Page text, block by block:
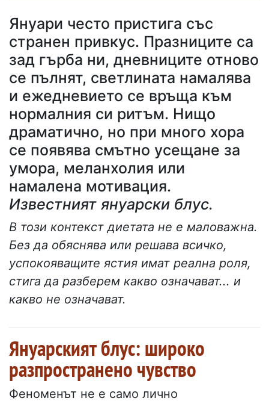
Януари често пристига със
странен привкус. Празниците са
зад гърба ни, дневниците отново
се пълнят, светлината намалява
и ежедневието се връща към
нормалния си ритъм. Нищо
драматично, но при много хора
се появява смътно усещане за
умора, меланхолия или
намалена мотивация.
Известният януарски блус.
В този контекст диетата не е маловажна.
Без да обяснява или решава всичко,
успокояващите ястия имат реална роля,
стига да разберем какво означават... и
какво не означават.
Януарският блус: широко
разпространено чувство
Феноменът не е само лично